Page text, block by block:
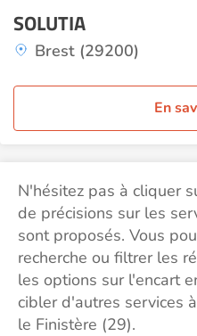
SOLUTIA
Brest (29200)
En
N'hésitez pas à cliquer
de précisions sur les
sont proposés. Vous
recherche ou filtrer les
les options sur l'encart
cibler d'autres services
le Finistère (29).